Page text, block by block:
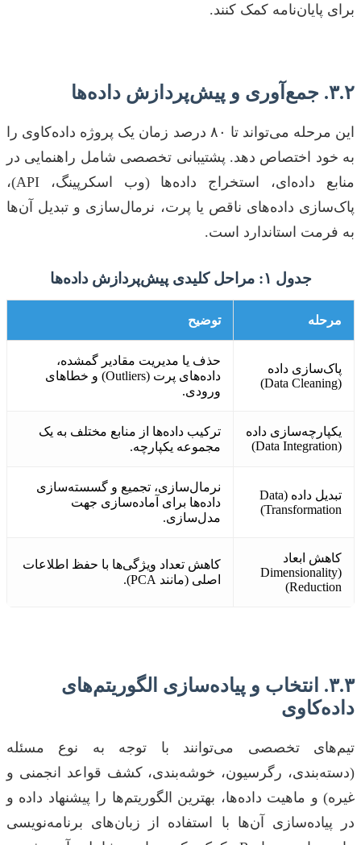
برای پایان‌نامه کمک کنند.
۳.۲. جمع‌آوری و پیش‌پردازش داده‌ها
این مرحله می‌تواند تا ۸۰ درصد زمان یک پروژه داده‌کاوی را
به خود اختصاص دهد. پشتیبانی تخصصی شامل راهنمایی در
منابع داده‌ای، استخراج داده‌ها (وب اسکرپینگ، API)،
پاک‌سازی داده‌های ناقص یا پرت، نرمال‌سازی و تبدیل آن‌ها
به فرمت استاندارد است.
جدول ۱: مراحل کلیدی پیش‌پردازش داده‌ها
مرحله توضیح
پاک‌سازی داده
(Data Cleaning)
حذف یا مدیریت مقادیر گمشده،
داده‌های پرت (Outliers) و خطاهای
ورودی.
یکپارچه‌سازی داده
(Data Integration)
ترکیب داده‌ها از منابع مختلف به یک
مجموعه یکپارچه.
تبدیل داده (Data
Transformation)
نرمال‌سازی، تجمیع و گسسته‌سازی
داده‌ها برای آماده‌سازی جهت
مدل‌سازی.
کاهش ابعاد
(Dimensionality
Reduction)
کاهش تعداد ویژگی‌ها با حفظ اطلاعات
اصلی (مانند PCA).
۳.۳. انتخاب و پیاده‌سازی الگوریتم‌های
داده‌کاوی
تیم‌های تخصصی می‌توانند با توجه به نوع مسئله
(دسته‌بندی، رگرسیون، خوشه‌بندی، کشف قواعد انجمنی و
غیره) و ماهیت داده‌ها، بهترین الگوریتم‌ها را پیشنهاد داده و
در پیاده‌سازی آن‌ها با استفاده از زبان‌های برنامه‌نویسی